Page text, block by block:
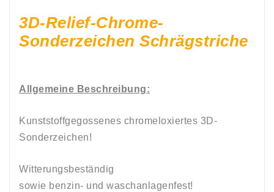
3D-Relief-Chrome-
Sonderzeichen Schrägstriche
Allgemeine Beschreibung:
Kunststoffgegossenes chromeloxiertes 3D-
Sonderzeichen!
Witterungsbeständig
sowie benzin- und waschanlagenfest!